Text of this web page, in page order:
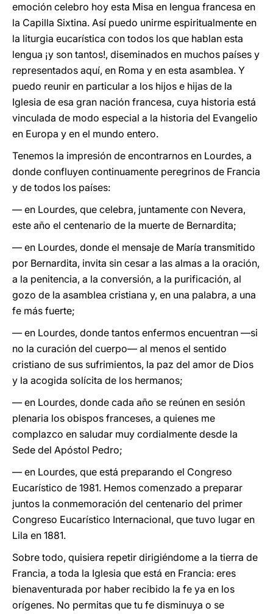
emoción celebro hoy esta Misa en lengua francesa en
la Capilla Sixtina. Así puedo unirme espiritualmente en
la liturgia eucarística con todos los que hablan esta
lengua ¡y son tantos!, diseminados en muchos países y
representados aquí, en Roma y en esta asamblea. Y
puedo reunir en particular a los hijos e hijas de la
Iglesia de esa gran nación francesa, cuya historia está
vinculada de modo especial a la historia del Evangelio
en Europa y en el mundo entero.
Tenemos la impresión de encontrarnos en Lourdes, a
donde confluyen continuamente peregrinos de Francia
y de todos los países:
— en Lourdes, que celebra, juntamente con Nevera,
este año el centenario de la muerte de Bernardita;
— en Lourdes, donde el mensaje de María transmitido
por Bernardita, invita sin cesar a las almas a la oración,
a la penitencia, a la conversión, a la purificación, al
gozo de la asamblea cristiana y, en una palabra, a una
fe más fuerte;
— en Lourdes, donde tantos enfermos encuentran —si
no la curación del cuerpo— al menos el sentido
cristiano de sus sufrimientos, la paz del amor de Dios
y la acogida solícita de los hermanos;
— en Lourdes, donde cada año se reúnen en sesión
plenaria los obispos franceses, a quienes me
complazco en saludar muy cordialmente desde la
Sede del Apóstol Pedro;
— en Lourdes, que está preparando el Congreso
Eucarístico de 1981. Hemos comenzado a preparar
juntos la conmemoración del centenario del primer
Congreso Eucarístico Internacional, que tuvo lugar en
Lila en 1881.
Sobre todo, quisiera repetir dirigiéndome a la tierra de
Francia, a toda la Iglesia que está en Francia: eres
bienaventurada por haber recibido la fe ya en los
orígenes. No permitas que tu fe disminuya o se